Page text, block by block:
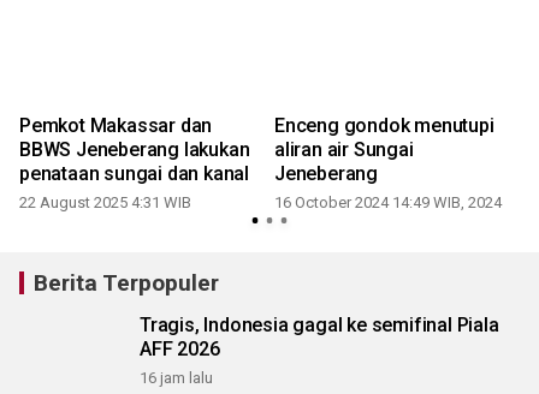
Pemkot Makassar dan
BBWS Jeneberang lakukan
penataan sungai dan kanal
22 August 2025 4:31 WIB
Enceng gondok menutupi
aliran air Sungai
Jeneberang
16 October 2024 14:49 WIB, 2024
Berita Terpopuler
Tragis, Indonesia gagal ke semifinal Piala
AFF 2026
16 jam lalu